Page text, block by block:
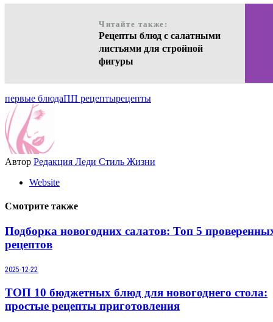
Читайте также:
Рецепты блюд с салатными
листьями для стройной
фигуры
первые блюдаПП рецептырецепты
Автор Редакция Леди Стиль Жизни
Website
Смотрите также
Подборка новогодних салатов: Топ 5
рецептов
2025-12-22
ТОП 10 бюджетных блюд для новогоднего стола:
простые рецепты приготовления